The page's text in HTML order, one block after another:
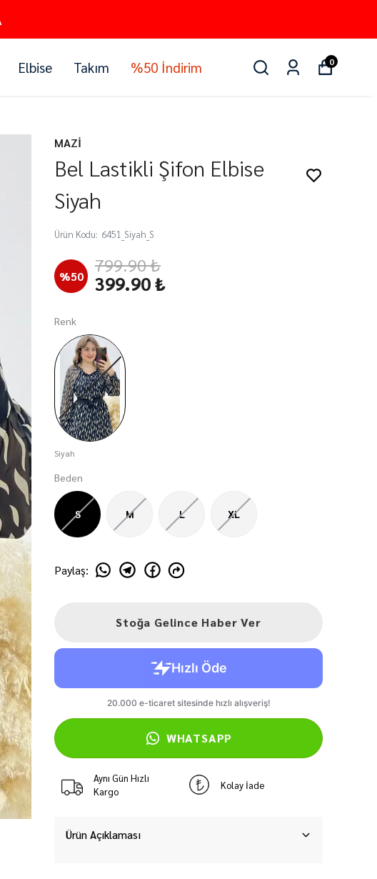
Elbise Takım %50 İndirim 0
MAZİ
Bel Lastikli Şifon Elbise
Siyah
Ürün Kodu: 6451_Siyah_S
%50 799.90 ₺
399.90 ₺
Renk
Siyah
Beden
S M L XL
Paylaş:
Stoğa Gelince Haber Ver
WHATSAPP
Aynı Gün Hızlı
Kargo
Kolay İade
Ürün Açıklaması